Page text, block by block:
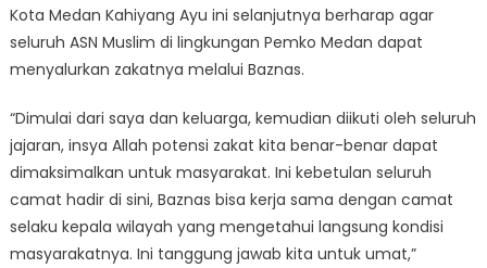
Kota Medan Kahiyang Ayu ini selanjutnya berharap agar
seluruh ASN Muslim di lingkungan Pemko Medan dapat
menyalurkan zakatnya melalui Baznas.
“Dimulai dari saya dan keluarga, kemudian diikuti oleh seluruh
jajaran, insya Allah potensi zakat kita benar-benar dapat
dimaksimalkan untuk masyarakat. Ini kebetulan seluruh
camat hadir di sini, Baznas bisa kerja sama dengan camat
selaku kepala wilayah yang mengetahui langsung kondisi
masyarakatnya. Ini tanggung jawab kita untuk umat,”